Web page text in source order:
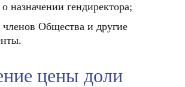
назначении гендиректора;
членов Общества и другие
цены доли